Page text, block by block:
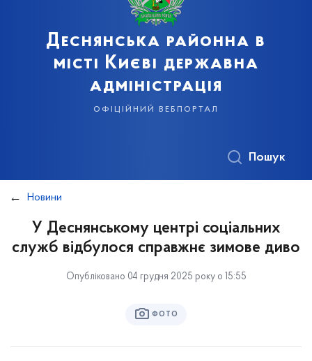
Деснянська районна в
місті Києві державна
адміністрація
офіційний вебпортал
Пошук
Новини
У Деснянському центрі соціальних
служб відбулося справжнє зимове диво
Опубліковано 04 грудня 2025 року о 15:55
ФОТО